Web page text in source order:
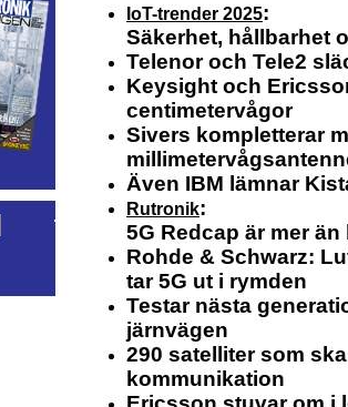
IoT-trender 2025:
Säkerhet, hållbarhet
Telenor och Tele2
Keysight och
centimetervågor
Sivers kompletterar
Även IBM lämnar
Rutronik:
5G Redcap är mer än
Rohde & Schwarz:
tar 5G ut i rymden
Testar nästa
järnvägen
290 satelliter som
kommunikation